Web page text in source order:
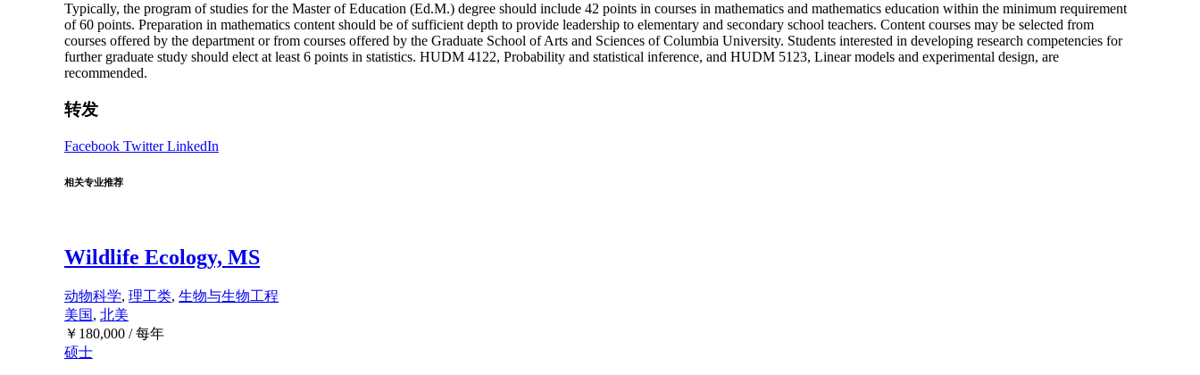
Typically, the program of studies for the Master of Education (Ed.M.) degree should include 42 points in courses in mathematics and mathematics education within the minimum requirement
of 60 points. Preparation in mathematics content should be of sufficient depth to provide leadership to elementary and secondary school teachers. Content courses may be selected from
courses offered by the department or from courses offered by the Graduate School of Arts and Sciences of Columbia University. Students interested in developing research competencies for
further graduate study should elect at least 6 points in statistics. HUDM 4122, Probability and statistical inference, and HUDM 5123, Linear models and experimental design, are
recommended.
转发
Facebook TwitterLinkedIn
相关专业推荐
Wildlife Ecology, MS
动物科学, 理工类, 生物与生物工程
美国, 北美
￥ 180,000 / 每年
硕士